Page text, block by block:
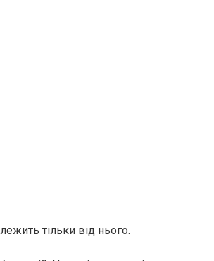
тільки від нього.